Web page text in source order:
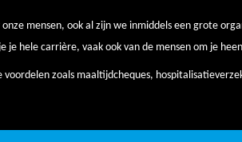
mensen, ook al zijn we inmiddels een grote
je hele carrière, vaak ook van de mensen om je
zoals maaltijdcheques,